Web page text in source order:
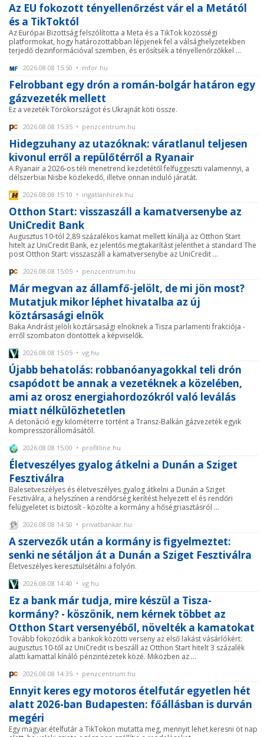
Az EU fokozott tényellenőrzést vár el a Metától
és a TikToktól
Az Európai Bizottság felszólította a Meta és a TikTok közösségi
platformokat, hogy határozottabban lépjenek fel a válsághelyzetekben
terjedő dezinformációval szemben, és erősítsék a tényellenőrzőkkel ...
2026.08.08 15:50 • mfor.hu
Felrobbant egy drón a román-bolgár határon egy
gázvezeték mellett
Ez a vezeték Törökországot és Ukrajnát köti össze.
2026.08.08 15:35 • penzcentrum.hu
Hidegzuhany az utazóknak: váratlanul teljesen
kivonul erről a repülőtérről a Ryanair
A Ryanair a 2026-os téli menetrend kezdetétől felfüggeszti valamennyi, a
délszerbiai Nisbe közlekedő, illetve onnan induló járatát.
2026.08.08 15:10 • ingatlanhirek.hu
Otthon Start: visszaszáll a kamatversenybe az
UniCredit Bank
Augusztus 10-tól 2,89 százalékos kamat mellett kínálja az Otthon Start
hitelt az UniCredit Bank, ez jelentős megtakarítást jelenthet a standard The
post Otthon Start: visszaszáll a kamatversenybe az UniCredit ...
2026.08.08 15:05 • penzcentrum.hu
Már megvan az államfő-jelölt, de mi jön most?
Mutatjuk mikor léphet hivatalba az új
köztársasági elnök
Baka Andrást jelöli köztársasági elnöknek a Tisza parlamenti frakciója -
erről szombaton döntöttek a képviselők.
2026.08.08 15:05 • vg.hu
Újabb behatolás: robbanóanyagokkal teli drón
csapódott be annak a vezetéknek a közelében,
ami az orosz energiahordozókról való leválás
miatt nélkülözhetetlen
A detonáció egy kilométerre történt a Transz-Balkán gázvezeték egyik
kompresszorállomásától.
2026.08.08 15:00 • profitline.hu
Életveszélyes gyalog átkelni a Dunán a Sziget
Fesztiválra
Balesetveszélyes és életveszélyes gyalog átkelni a Dunán a Sziget
Fesztiválra, a helyszínen a rendőrség kerítést helyezett el és rendőri
felügyeletet is biztosít - közölte a kormány a hőségriasztásról ...
2026.08.08 14:50 • privatbankar.hu
A szervezők után a kormány is figyelmeztet:
senki ne sétáljon át a Dunán a Sziget Fesztiválra
Életveszélyes keresztülsétálni a folyón.
2026.08.08 14:40 • vg.hu
Ez a bank már tudja, mire készül a Tisza-
kormány? - köszönik, nem kérnek többet az
Otthon Start versenyéből, növelték a kamatokat
Tovább fokozódik a bankok közötti verseny az első lakást vásárlókért:
augusztus 10-től az UniCredit is beszáll az Otthon Start hitelt 3 százalék
alatti kamattal kínáló pénzintézetek közé. Miközben az ...
2026.08.08 14:35 • penzcentrum.hu
Ennyit keres egy motoros ételfutár egyetlen hét
alatt 2026-ban Budapesten: főállásban is durván
megéri
Egy magyar ételfutár a TikTokon mutatta meg, mennyit lehet keresni öt nap